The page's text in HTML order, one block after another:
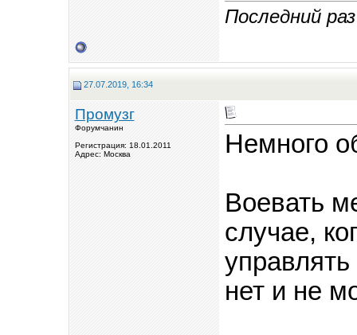
Последний
27.07.2019, 16:34
Промузг
Форумчанин
Регистрация: 18.01.2011
Адрес: Москва
Немного
Воевать
случае,
нет и не